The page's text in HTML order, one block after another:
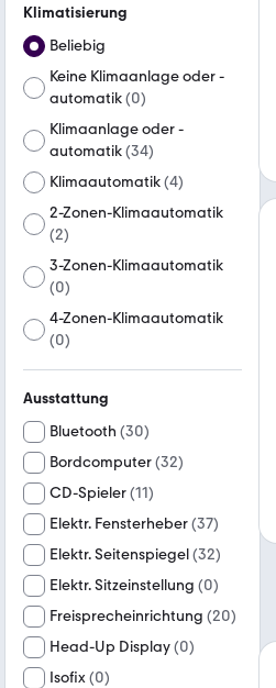
Klimatisierung
Beliebig
Keine Klimaanlage oder -
automatik(0)
Klimaanlage oder -
automatik(34)
Klimaautomatik(4)
2-Zonen-Klimaautomatik
(2)
3-Zonen-Klimaautomatik
(0)
4-Zonen-Klimaautomatik
(0)
Ausstattung
Bluetooth (30)
Bordcomputer(32)
CD-Spieler(11)
Elektr. Fensterheber(37)
Elektr. Seitenspiegel(32)
Elektr. Sitzeinstellung (0)
Freisprecheinrichtung (20)
Head-Up Display(0)
Isofix(0)